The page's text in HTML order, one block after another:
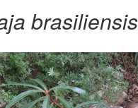
brasiliensis